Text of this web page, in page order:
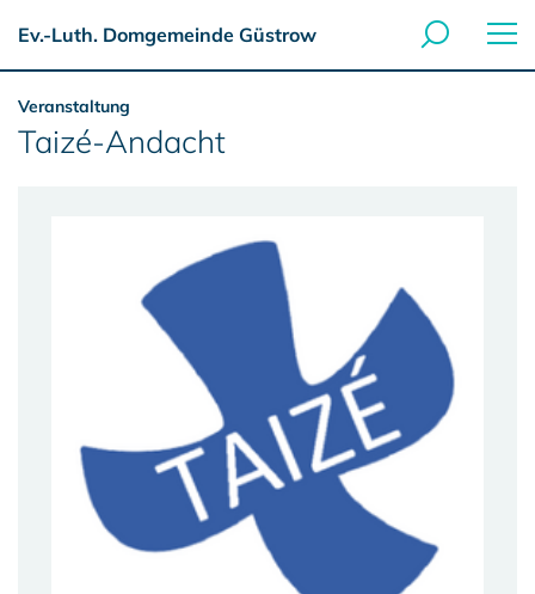
Ev.-Luth. Domgemeinde Güstrow
Veranstaltung
Taizé-Andacht